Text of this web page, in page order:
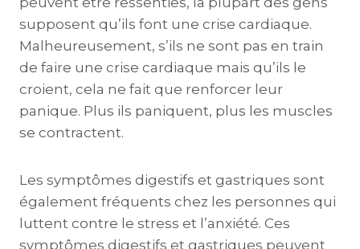
supposent qu’ils font une crise cardiaque.
Malheureusement, s’ils ne sont pas en train
de faire une crise cardiaque mais qu’ils le
croient, cela ne fait que renforcer leur
panique. Plus ils paniquent, plus les muscles
se contractent.
Les symptômes digestifs et gastriques sont
également fréquents chez les personnes qui
luttent contre le stress et l’anxiété. Ces
symptômes digestifs et gastriques peuvent